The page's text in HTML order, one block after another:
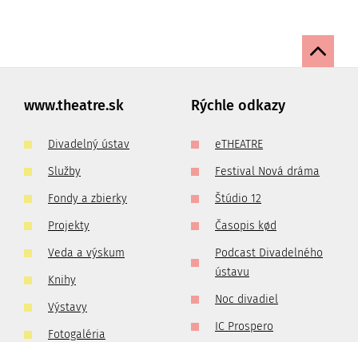
www.theatre.sk
Divadelný ústav
Služby
Fondy a zbierky
Projekty
Veda a výskum
Knihy
Výstavy
Fotogaléria
Rýchle odkazy
eTHEATRE
Festival Nová dráma
Štúdio 12
Časopis kød
Podcast Divadelného
ústavu
Noc divadiel
IC Prospero